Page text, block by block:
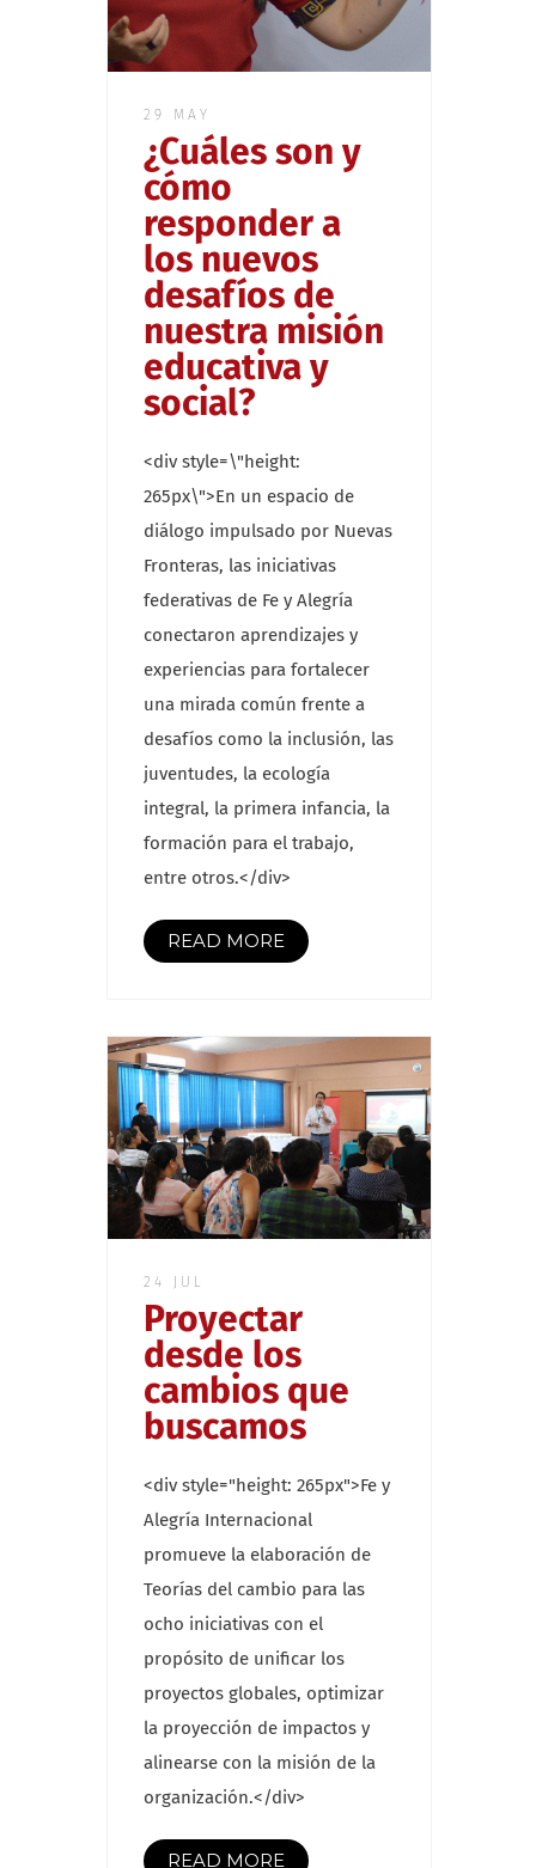
29 MAY
¿Cuáles son y
cómo
responder a
los nuevos
desafíos de
nuestra misión
educativa y
social?
<div style=\"height:
265px\">En un espacio de
diálogo impulsado por Nuevas
Fronteras, las iniciativas
federativas de Fe y Alegría
conectaron aprendizajes y
experiencias para fortalecer
una mirada común frente a
desafíos como la inclusión, las
juventudes, la ecología
integral, la primera infancia, la
formación para el trabajo,
entre otros.</div>
READ MORE
24 JUL
Proyectar
desde los
cambios que
buscamos
<div style="height: 265px">Fe y
Alegría Internacional
promueve la elaboración de
Teorías del cambio para las
ocho iniciativas con el
propósito de unificar los
proyectos globales, optimizar
la proyección de impactos y
alinearse con la misión de la
organización.</div>
READ MORE